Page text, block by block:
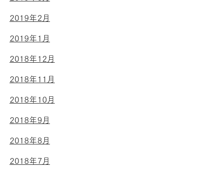
2019年2月
2019年1月
2018年12月
2018年11月
2018年10月
2018年9月
2018年8月
2018年7月